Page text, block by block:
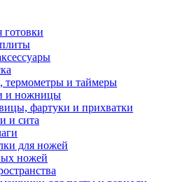
готовки
термометры и таймеры
и ножницы
фартуки и прихватки
и сита
для ножей
ножей